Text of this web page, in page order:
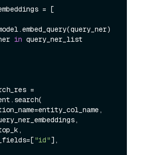
= [
in query_ner_list
=
"id"],